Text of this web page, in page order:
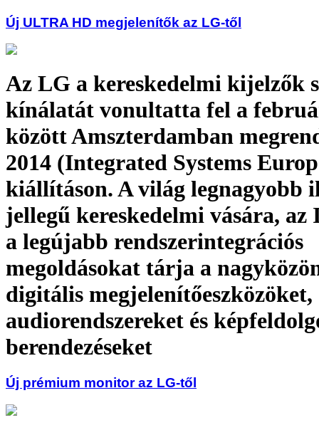
Új ULTRA HD megjelenítők az LG-től
Az LG a kereskedelmi kijelzők
kínálatát vonultatta fel a
között Amszterdamban
2014 (Integrated Systems
kiállításon. A világ legnagyobb
jellegű kereskedelmi vására, az
a legújabb rendszerintegrációs
megoldásokat tárja a
digitális megjelenítőeszközöket,
audiorendszereket és
berendezéseket
Új prémium monitor az LG-től